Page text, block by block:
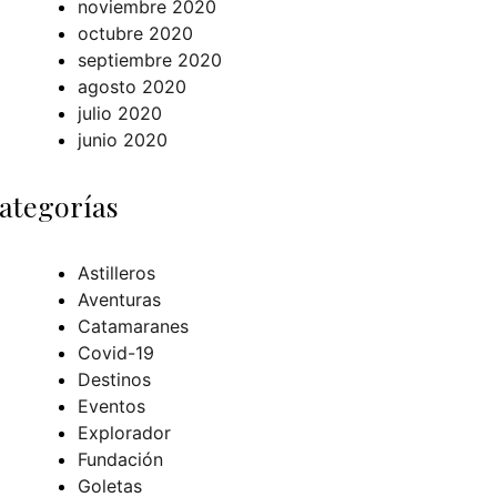
noviembre 2020
octubre 2020
septiembre 2020
agosto 2020
julio 2020
junio 2020
Astilleros
Aventuras
Catamaranes
Covid-19
Destinos
Eventos
Explorador
Fundación
Goletas